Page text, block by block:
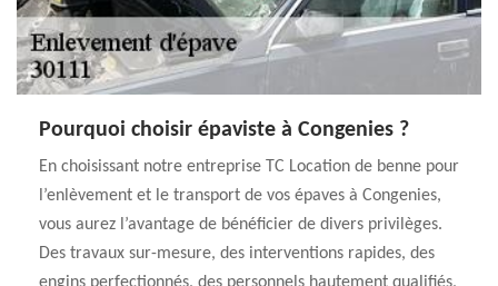
Pourquoi choisir épaviste à Congenies ?
En choisissant notre entreprise TC Location de benne pour
l’enlèvement et le transport de vos épaves à Congenies,
vous aurez l’avantage de bénéficier de divers privilèges.
Des travaux sur-mesure, des interventions rapides, des